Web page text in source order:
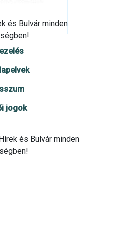
és Bulvár minden
jogok
és Bulvár minden